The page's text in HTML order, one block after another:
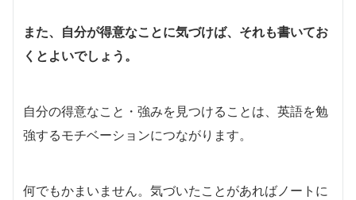
また、自分が得意なことに気づけば、それも書いてお
くとよいでしょう。
自分の得意なこと・強みを見つけることは、英語を勉
強するモチベーションにつながります。
何でもかまいません。気づいたことがあればノートに